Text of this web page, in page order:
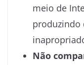
meio de
produzindo
Não